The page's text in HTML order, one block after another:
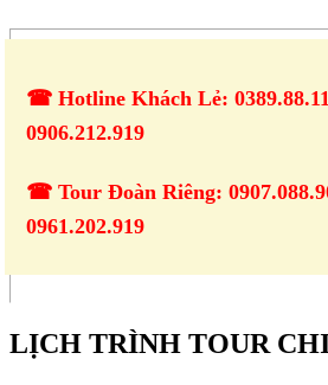
☎ Hotline Khách Lẻ:
0906.212.919
☎ Tour Đoàn Riêng:
0961.202.919
LỊCH TRÌNH TOUR